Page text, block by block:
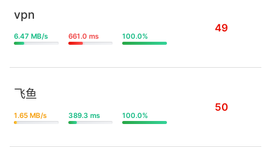
vpn
6.47 MB/s 661.0 ms 100.0%
49
飞鱼
1.65 MB/s 389.3 ms 100.0%
50